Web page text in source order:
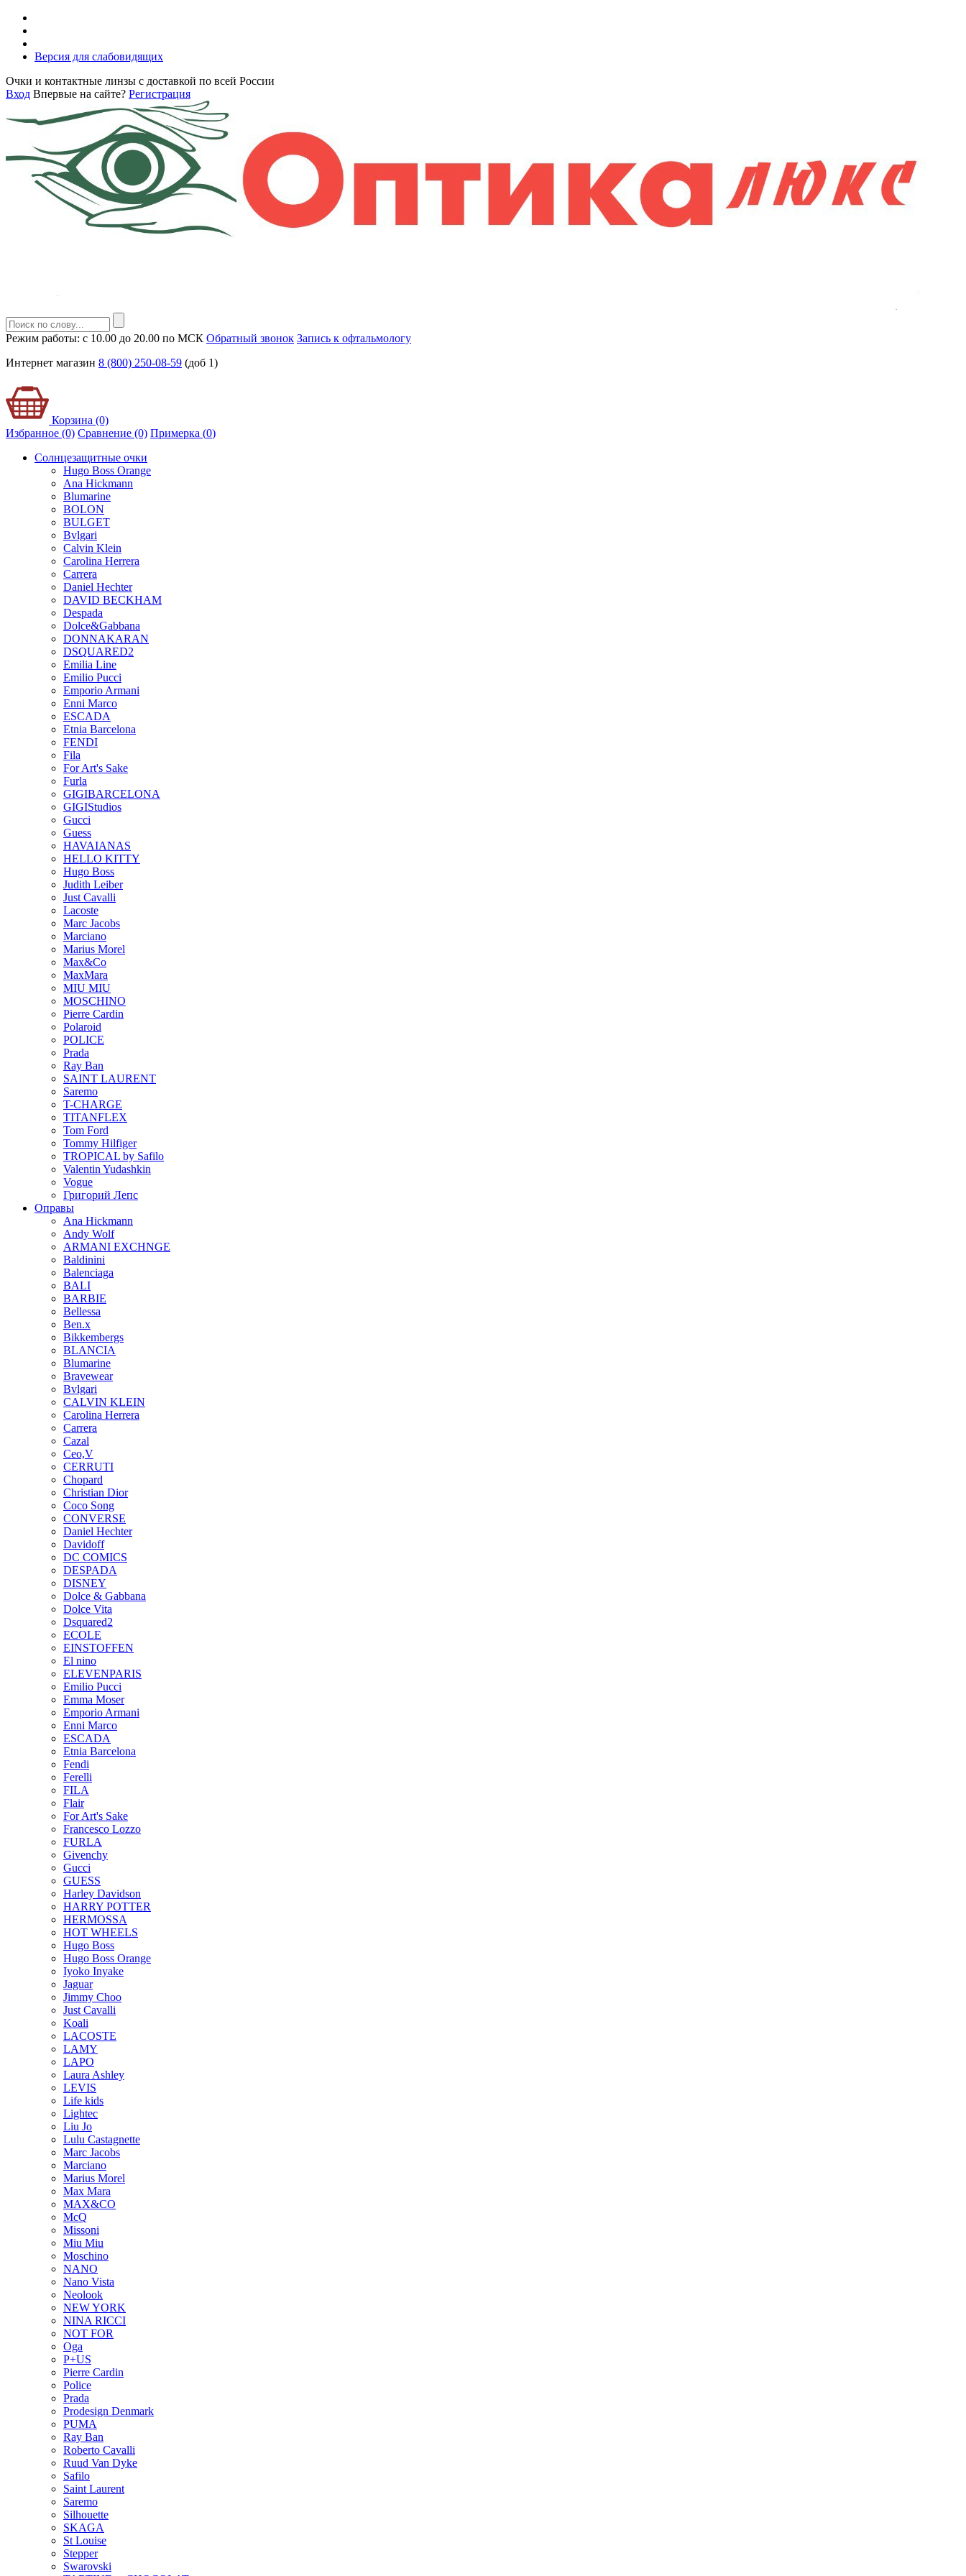
Версия для слабовидящих
Очки и контактные линзы с доставкой по всей России
Вход Впервые на сайте? Регистрация
Режим работы: с 10.00 до 20.00 по МСК Обратный звонок Запись к офтальмологу
Интернет магазин 8 (800) 250-08-59 (доб 1)
Корзина (0)
Избранное (0) Сравнение (0) Примерка (0)
Солнцезащитные очки
Hugo Boss Orange
Ana Hickmann
Blumarine
BOLON
BULGET
Bvlgari
Calvin Klein
Carolina Herrera
Carrera
Daniel Hechter
DAVID BECKHAM
Despada
Dolce&Gabbana
DONNAKARAN
DSQUARED2
Emilia Line
Emilio Pucci
Emporio Armani
Enni Marco
ESCADA
Etnia Barcelona
FENDI
Fila
For Art's Sake
Furla
GIGIBARCELONA
GIGIStudios
Gucci
Guess
HAVAIANAS
HELLO KITTY
Hugo Boss
Judith Leiber
Just Cavalli
Lacoste
Marc Jacobs
Marciano
Marius Morel
Max&Co
MaxMara
MIU MIU
MOSCHINO
Pierre Cardin
Polaroid
POLICE
Prada
Ray Ban
SAINT LAURENT
Saremo
T-CHARGE
TITANFLEX
Tom Ford
Tommy Hilfiger
TROPICAL by Safilo
Valentin Yudashkin
Vogue
Григорий Лепс
Оправы
Ana Hickmann
Andy Wolf
ARMANI EXCHNGE
Baldinini
Balenciaga
BALI
BARBIE
Bellessa
Ben.x
Bikkembergs
BLANCIA
Blumarine
Bravewear
Bvlgari
CALVIN KLEIN
Carolina Herrera
Carrera
Cazal
Ceo,V
CERRUTI
Chopard
Christian Dior
Coco Song
CONVERSE
Daniel Hechter
Davidoff
DC COMICS
DESPADA
DISNEY
Dolce & Gabbana
Dolce Vita
Dsquared2
ECOLE
EINSTOFFEN
El nino
ELEVENPARIS
Emilio Pucci
Emma Moser
Emporio Armani
Enni Marco
ESCADA
Etnia Barcelona
Fendi
Ferelli
FILA
Flair
For Art's Sake
Francesco Lozzo
FURLA
Givenchy
Gucci
GUESS
Harley Davidson
HARRY POTTER
HERMOSSA
HOT WHEELS
Hugo Boss
Hugo Boss Orange
Iyoko Inyake
Jaguar
Jimmy Choo
Just Cavalli
Koali
LACOSTE
LAMY
LAPO
Laura Ashley
LEVIS
Life kids
Lightec
Liu Jo
Lulu Castagnette
Marc Jacobs
Marciano
Marius Morel
Max Mara
MAX&CO
McQ
Missoni
Miu Miu
Moschino
NANO
Nano Vista
Neolook
NEW YORK
NINA RICCI
NOT FOR
Oga
P+US
Pierre Cardin
Police
Prada
Prodesign Denmark
PUMA
Ray Ban
Roberto Cavalli
Ruud Van Dyke
Safilo
Saint Laurent
Saremo
Silhouette
SKAGA
St Louise
Stepper
Swarovski